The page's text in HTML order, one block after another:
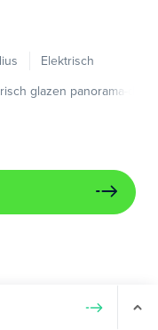
Elektrisch
glazen panorama-dak
Volgende